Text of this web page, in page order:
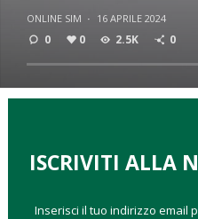
ONLINE SIM · 16 APRILE 2024
0 0 2.5K 0
e minore liquidità
: scopri
ISCRIVITI ALLA
Inserisci il tuo indirizzo email